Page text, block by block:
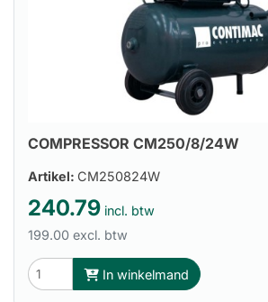
COMPRESSOR CM250/8/24W
Artikel: CM250824W
240.79 incl. btw
199.00 excl. btw
In winkelmand